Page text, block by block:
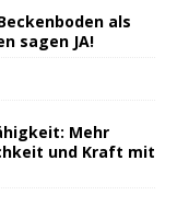
als
sagen JA!
Mehr
und Kraft mit